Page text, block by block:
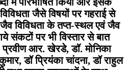
जैसे विषयों पर गहराई से
जैव विविधता के तप्त-स्थल एवं जैव
संकटों पर भी विस्तार से बात
आर. खेरडे, डॉ. मोनिका
डॉ प्रियंका चांदना, डॉ राहुल